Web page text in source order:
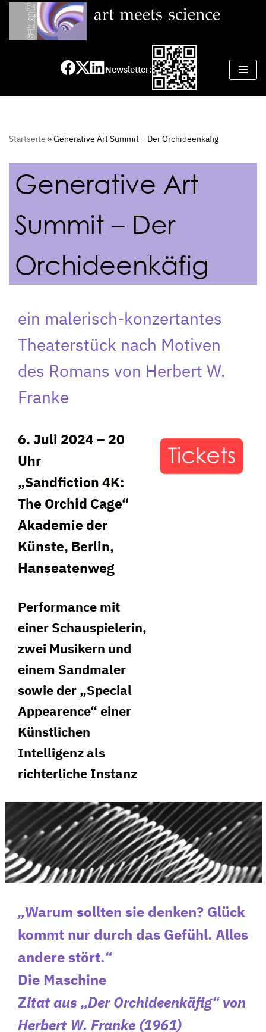
Zum
Newsletter:
Startseite »Generative Art Summit – Der Orchideenkäfig
Generative Art
Summit – Der
Orchideenkäfig
ein malerisch-konzertantes
Theaterstück nach Motiven
des Romans von Herbert W.
Franke
6. Juli 2024 – 20
Uhr
„Sandfiction 4K:
The Orchid Cage“
Akademie der
Künste, Berlin,
Hanseatenweg
Performance mit
einer Schauspielerin,
zwei Musikern und
einem Sandmaler
sowie der „Special
Appearence“ einer
Künstlichen
Intelligenz als
richterliche Instanz
„Warum sollten sie denken? Glück
kommt nur durch das Gefühl. Alles
andere stört.“
Die Maschine
Zitat aus „Der Orchideenkäfig“ von
Herbert W. Franke (1961)